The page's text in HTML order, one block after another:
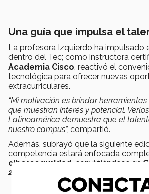
Una guía que impulsa el
La profesora Izquierdo ha impulsado
dentro del Tec; como instructora
Academia Cisco, reactivó el
tecnológica para ofrecer nuevas
extracurriculares.
“Mi motivación es brindar
que muestran interés y potencial.
Latinoamérica demuestra que el
nuestro campus”, compartió.
Además, subrayó que la siguiente
competencia estará enfocada
ciberseguridad , convirtiéndose en
2026;